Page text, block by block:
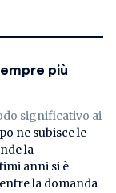
più
significativo ai
ne subisce le
la
anni si è
la domanda